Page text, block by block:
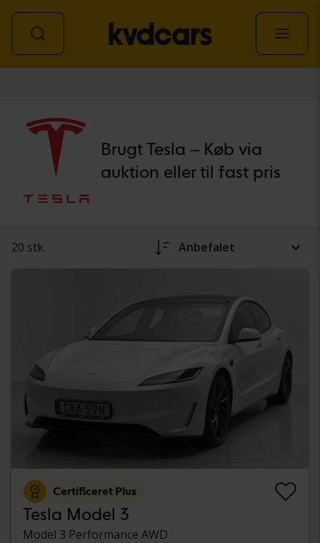
Brugt Tesla – Køb via
auktion eller til fast pris
20 stk. Anbefalet
Certificeret Plus
Tesla Model 3
Model 3 Performance AWD